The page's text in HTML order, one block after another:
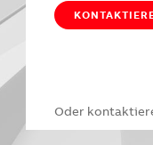
Oder